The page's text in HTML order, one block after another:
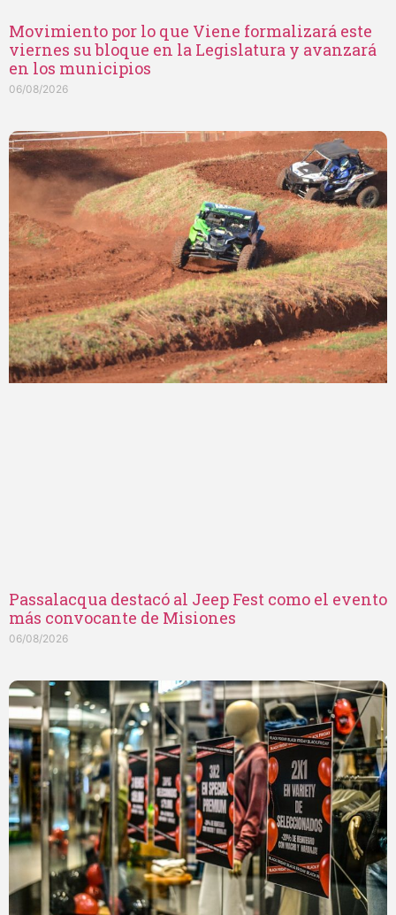
Movimiento por lo que Viene formalizará este
viernes su bloque en la Legislatura y avanzará
en los municipios
06/08/2026
Passalacqua destacó al Jeep Fest como el evento
más convocante de Misiones
06/08/2026